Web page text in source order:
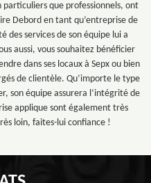
que professionnels, ont
Debord en tant qu’entreprise de
des services de son équipe lui a
aussi, vous souhaitez bénéficier
dans ses locaux à Sepx ou bien
de clientèle. Qu’importe le type
son équipe assurera l’intégrité de
applique sont également très
loin, faites-lui confiance !